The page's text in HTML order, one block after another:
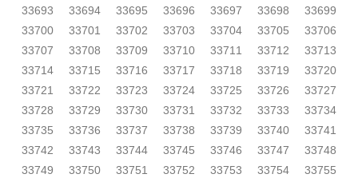
33693
33694 33695 33696 33697 33698
33699
33700
33701 33702 33703 33704 33705
33706
33707
33708 33709 33710 33711 33712
33713
33714
33715 33716 33717 33718 33719
33720
33721
33722 33723 33724 33725 33726
33727
33728
33729 33730 33731 33732 33733
33734
33735
33736 33737 33738 33739 33740
33741
33742
33743 33744 33745 33746 33747
33748
33749
33750 33751 33752 33753 33754
33755